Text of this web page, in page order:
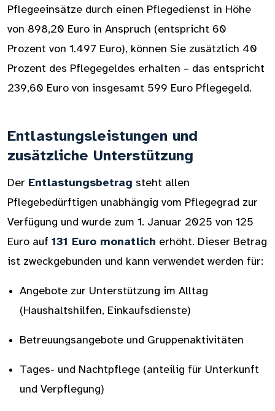
Pflegeeinsätze durch einen Pflegedienst in Höhe
von 898,20 Euro in Anspruch (entspricht 60
Prozent von 1.497 Euro), können Sie zusätzlich 40
Prozent des Pflegegeldes erhalten – das entspricht
239,60 Euro von insgesamt 599 Euro Pflegegeld.
Entlastungsleistungen und
zusätzliche Unterstützung
Der Entlastungsbetrag steht allen
Pflegebedürftigen unabhängig vom Pflegegrad zur
Verfügung und wurde zum 1. Januar 2025 von 125
Euro auf 131 Euro monatlich erhöht. Dieser Betrag
ist zweckgebunden und kann verwendet werden für:
Angebote zur Unterstützung im Alltag
(Haushaltshilfen, Einkaufsdienste)
Betreuungsangebote und Gruppenaktivitäten
Tages- und Nachtpflege (anteilig für Unterkunft
und Verpflegung)